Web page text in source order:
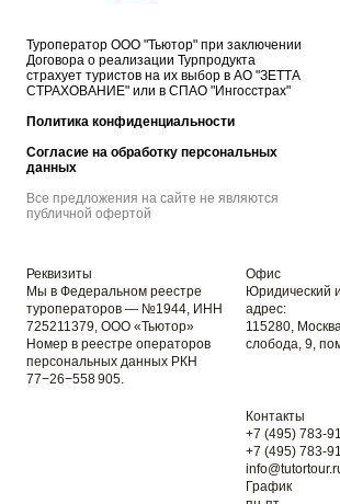
Туроператор ООО "Тьютор" при заключении
Договора о реализации Турпродукта
страхует туристов на их выбор в АО "ЗЕТТА
СТРАХОВАНИЕ" или в СПАО "Ингосстрах"
Политика конфиденциальности
Согласие на обработку персональных
данных
Все предложения на сайте не являются
публичной офертой
Реквизиты
Мы в Федеральном реестре
туроператоров — №1944, ИНН
725211379, ООО «Тьютор»
Номер в реестре операторов
персональных данных РКН
77−26−558 905.
Офис
Юридический
адрес:
115280,
слобода, 9,
Контакты
+7 (495) 783-
+7 (495) 783-
График